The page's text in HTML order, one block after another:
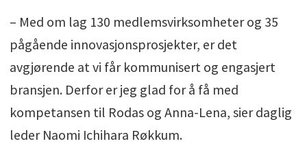
– Med om lag 130 medlemsvirksomheter og 35
pågående innovasjonsprosjekter, er det
avgjørende at vi får kommunisert og engasjert
bransjen. Derfor er jeg glad for å få med
kompetansen til Rodas og Anna-Lena, sier daglig
leder Naomi Ichihara Røkkum.